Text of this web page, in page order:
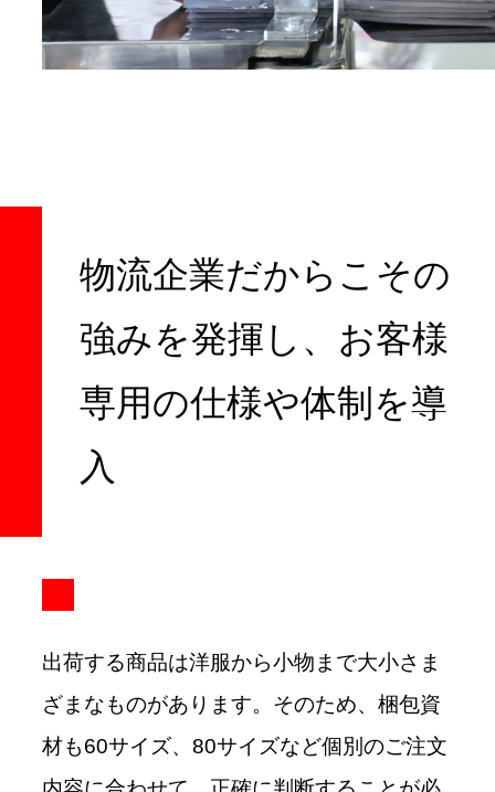
物流企業だからこその
強みを発揮し、 お客様
専用の仕様や体制を導
入
出荷する商品は洋服から小物まで大小さま
ざまなものがあります。そのため、梱包資
材も60サイズ、80サイズなど個別のご注文